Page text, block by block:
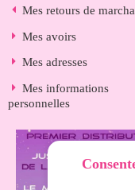
Mes retours de
Mes avoirs
Mes adresses
Mes informations
personnelles